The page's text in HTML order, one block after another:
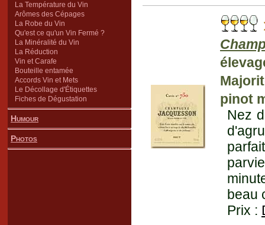
La Température du Vin
Arômes des Cépages
La Robe du Vin
Qu'est ce qu'un Vin Fermé ?
La Minéralité du Vin
La Réduction
Vin et Carafe
Bouteille entamée
Accords Vin et Mets
Le Décollage d'Étiquettes
Fiches de Dégustation
Humour
Photos
pinot
Nez
beau
Prix :